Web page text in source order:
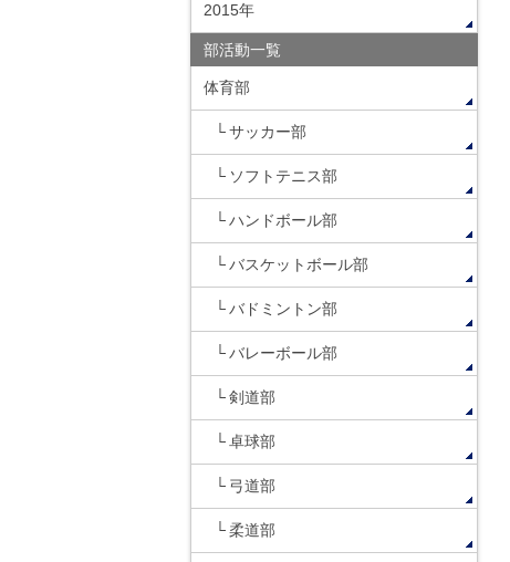
2015年
部活動一覧
体育部
サッカー部
ソフトテニス部
ハンドボール部
バスケットボール部
バドミントン部
バレーボール部
剣道部
卓球部
弓道部
柔道部